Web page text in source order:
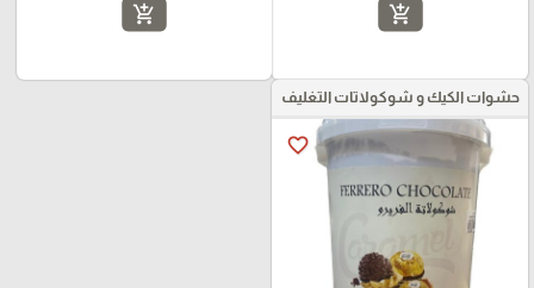
add_shopping_cart
add_shopping_cart
حشوات الكيك و شوكولاتات التغليف
favorite_border